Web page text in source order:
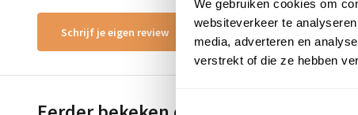
We gebruiken cookies om
websiteverkeer te
media, adverteren en
verstrekt of die ze hebben
Schrijf je eigen review